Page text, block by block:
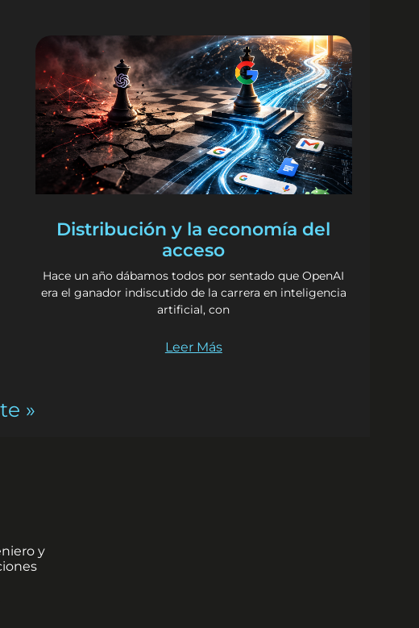
Distribución y la economía del
acceso
Hace un año dábamos todos por sentado que OpenAI
era el ganador indiscutido de la carrera en inteligencia
artificial, con
Leer Más
»
y